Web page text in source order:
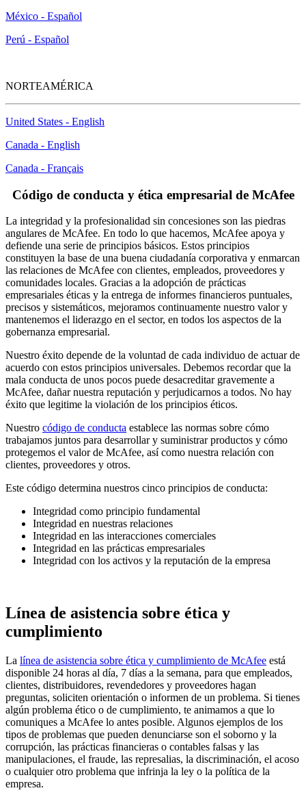
México - Español
Perú - Español
NORTEAMÉRICA
United States - English
Canada - English
Canada - Français
Código de conducta y ética empresarial de McAfee
La integridad y la profesionalidad sin concesiones son las piedras
angulares de McAfee. En todo lo que hacemos, McAfee apoya y
defiende una serie de principios básicos. Estos principios
constituyen la base de una buena ciudadanía corporativa y enmarcan
las relaciones de McAfee con clientes, empleados, proveedores y
comunidades locales. Gracias a la adopción de prácticas
empresariales éticas y la entrega de informes financieros puntuales,
precisos y sistemáticos, mejoramos continuamente nuestro valor y
mantenemos el liderazgo en el sector, en todos los aspectos de la
gobernanza empresarial.
Nuestro éxito depende de la voluntad de cada individuo de actuar de
acuerdo con estos principios universales. Debemos recordar que la
mala conducta de unos pocos puede desacreditar gravemente a
McAfee, dañar nuestra reputación y perjudicarnos a todos. No hay
éxito que legitime la violación de los principios éticos.
Nuestro código de conducta establece las normas sobre cómo
trabajamos juntos para desarrollar y suministrar productos y cómo
protegemos el valor de McAfee, así como nuestra relación con
clientes, proveedores y otros.
Este código determina nuestros cinco principios de conducta:
Integridad como principio fundamental
Integridad en nuestras relaciones
Integridad en las interacciones comerciales
Integridad en las prácticas empresariales
Integridad con los activos y la reputación de la empresa
Línea de asistencia sobre ética y
cumplimiento
La línea de asistencia sobre ética y cumplimiento de McAfee está
disponible 24 horas al día, 7 días a la semana, para que empleados,
clientes, distribuidores, revendedores y proveedores hagan
preguntas, soliciten orientación o informen de un problema. Si tienes
algún problema ético o de cumplimiento, te animamos a que lo
comuniques a McAfee lo antes posible. Algunos ejemplos de los
tipos de problemas que pueden denunciarse son el soborno y la
corrupción, las prácticas financieras o contables falsas y las
manipulaciones, el fraude, las represalias, la discriminación, el acoso
o cualquier otro problema que infrinja la ley o la política de la
empresa.